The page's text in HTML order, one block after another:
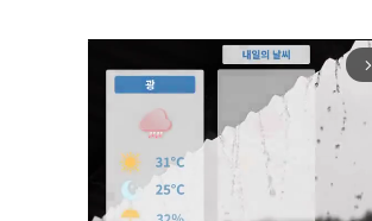
arrow_forward_ios